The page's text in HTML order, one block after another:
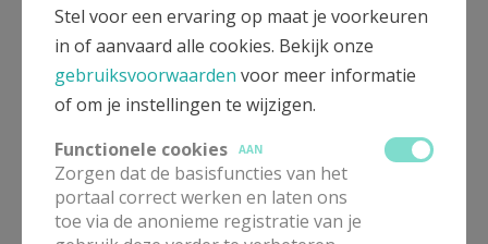
Bekijk eventuele uitzonderingen op onderstaande
Stel voor een ervaring op maat je voorkeuren
in of aanvaard alle cookies. Bekijk onze
gebruiksvoorwaarden voor meer informatie
of om je instellingen te wijzigen.
Functionele cookies
AAN
Zorgen dat de basisfuncties van het
portaal correct werken en laten ons
toe via de anonieme registratie van je